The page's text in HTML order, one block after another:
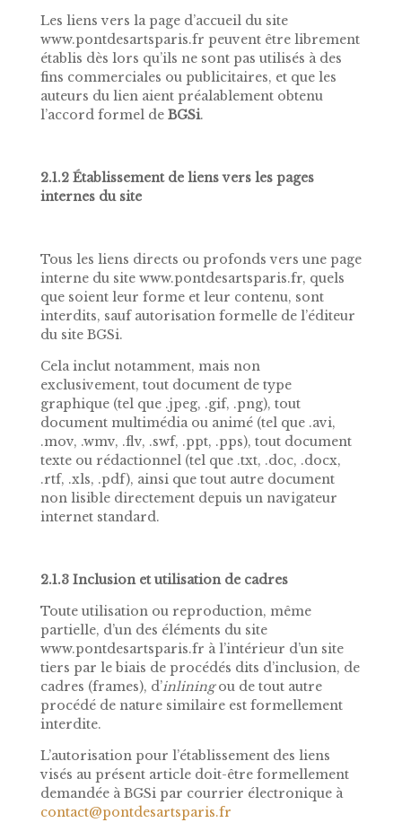
Les liens vers la page d’accueil du site
www.pontdesartsparis.fr peuvent être librement
établis dès lors qu’ils ne sont pas utilisés à des
fins commerciales ou publicitaires, et que les
auteurs du lien aient préalablement obtenu
l’accord formel de BGSi.
2.1.2 Établissement de liens vers les pages
internes du site
Tous les liens directs ou profonds vers une page
interne du site www.pontdesartsparis.fr, quels
que soient leur forme et leur contenu, sont
interdits, sauf autorisation formelle de l’éditeur
du site BGSi.
Cela inclut notamment, mais non
exclusivement, tout document de type
graphique (tel que .jpeg, .gif, .png), tout
document multimédia ou animé (tel que .avi,
.mov, .wmv, .flv, .swf, .ppt, .pps), tout document
texte ou rédactionnel (tel que .txt, .doc, .docx,
.rtf, .xls, .pdf), ainsi que tout autre document
non lisible directement depuis un navigateur
internet standard.
2.1.3 Inclusion et utilisation de cadres
Toute utilisation ou reproduction, même
partielle, d’un des éléments du site
www.pontdesartsparis.fr à l’intérieur d’un site
tiers par le biais de procédés dits d’inclusion, de
cadres (frames), d’inliningou de tout autre
procédé de nature similaire est formellement
interdite.
L’autorisation pour l’établissement des liens
visés au présent article doit-être formellement
demandée à BGSi par courrier électronique à
contact@pontdesartsparis.fr